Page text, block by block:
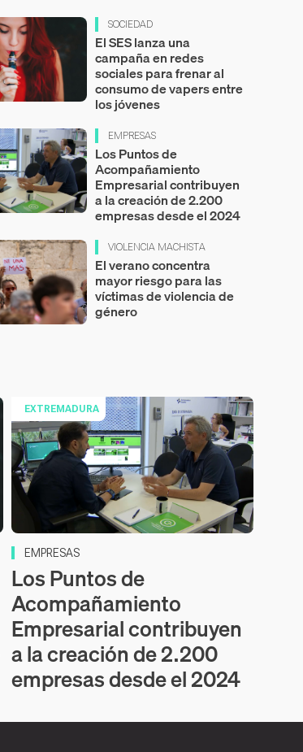
SOCIEDAD
El SES lanza una
campaña en redes
sociales para frenar al
consumo de vapers entre
los jóvenes
EMPRESAS
Los Puntos de
Acompañamiento
Empresarial contribuyen
a la creación de 2.200
empresas desde el 2024
VIOLENCIA MACHISTA
El verano concentra
mayor riesgo para las
víctimas de violencia de
género
EXTREMADURA
EMPRESAS
Los Puntos de
Acompañamiento
Empresarial contribuyen
a la creación de 2.200
empresas desde el 2024